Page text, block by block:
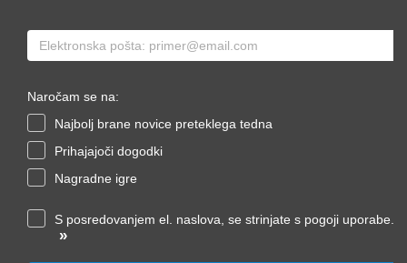
Naročam se na:
Najbolj brane novice preteklega tedna
Prihajajoči dogodki
Nagradne igre
S posredovanjem el. naslova, se strinjate s pogoji uporabe.
»